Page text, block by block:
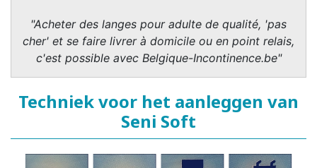
"Acheter des langes pour adulte de qualité, 'pas
cher' et se faire livrer à domicile ou en point relais,
c'est possible avec Belgique-Incontinence.be"
Techniek voor het aanleggen van
Seni Soft